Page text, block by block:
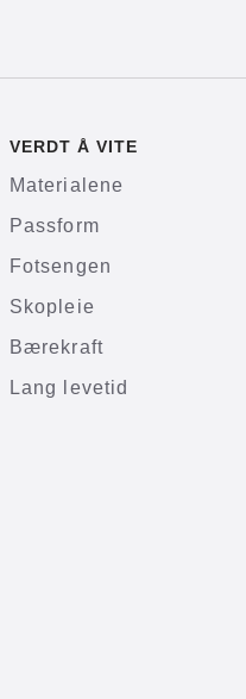
VERDT Å VITE
Materialene
Passform
Fotsengen
Skopleie
Bærekraft
Lang levetid